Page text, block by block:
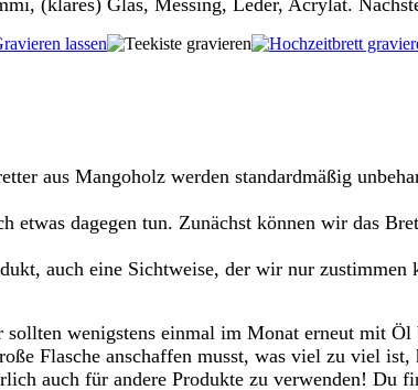
(klares) Glas, Messing, Leder, Acrylat.
aus Mangoholz werden standardmäßig
etwas dagegen tun. Zunächst können wir das
auch eine Sichtweise, der wir nur
wenigstens einmal im Monat erneut mit
Flasche anschaffen musst, was viel zu viel
auch für andere Produkte zu verwenden! Du